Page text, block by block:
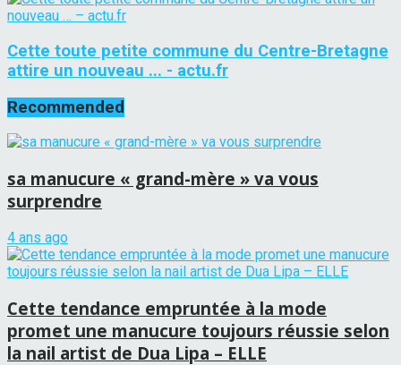
Cette toute petite commune du Centre-Bretagne
attire un nouveau ... - actu.fr
Recommended
sa manucure « grand-mère » va vous
surprendre
4 ans ago
Cette tendance empruntée à la mode
promet une manucure toujours réussie selon
la nail artist de Dua Lipa – ELLE